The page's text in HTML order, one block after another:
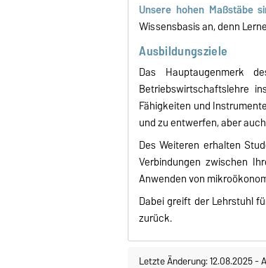
Unsere hohen Maßstäbe
Wissensbasis an, denn
Ausbildungsziele
Das Hauptaugenmerk
Betriebswirtschaftslehre
Fähigkeiten und
und zu entwerfen, aber
Des Weiteren erhalten
Verbindungen zwischen
Anwenden von
Dabei greift der Lehrstuhl
zurück.
Letzte Änderung: 12.08.2025-